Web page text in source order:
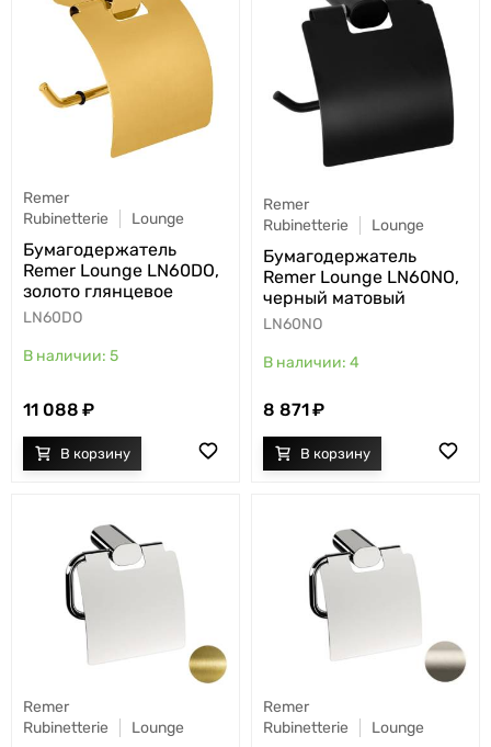
Remer
Rubinetterie
Lounge
Бумагодержатель
Remer Lounge LN60DO,
золото глянцевое
LN60DO
5
11 088
Remer
Rubinetterie
Lounge
Бумагодержатель
Remer Lounge LN60NO,
черный матовый
LN60NO
4
8 871
Remer
Rubinetterie
Lounge
Remer
Rubinetterie
Lounge